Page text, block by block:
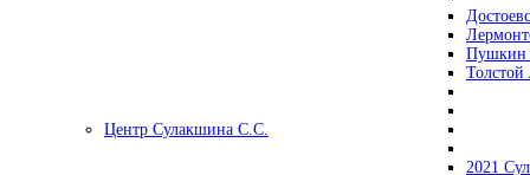
Центр Сулакшина С.С.
2021